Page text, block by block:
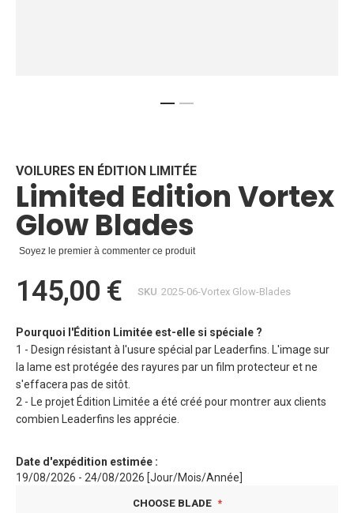
beginning
of
the
images
gallery
VOILURES EN ÉDITION LIMITÉE
Limited Edition Vortex
Glow Blades
Soyez le premier à commenter ce produit
145,00 € SKU 2025-06-Vortex Glow-Blades
Pourquoi l'Édition Limitée est-elle si spéciale ?
1 - Design résistant à l'usure spécial par Leaderfins. L'image sur
la lame est protégée des rayures par un film protecteur et ne
s'effacera pas de sitôt.
2 - Le projet Édition Limitée a été créé pour montrer aux clients
combien Leaderfins les apprécie.
Date d'expédition estimée :
19/08/2026 - 24/08/2026 [Jour/Mois/Année]
CHOOSE BLADE